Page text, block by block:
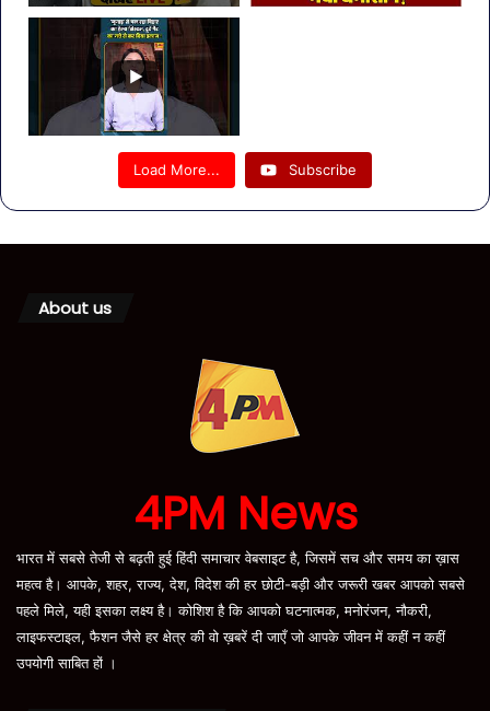
Load More... Subscribe
About us
4PM News
भारत में सबसे तेजी से बढ़ती हुई हिंदी समाचार वेबसाइट है, जिसमें सच और समय का ख़ास
महत्व है। आपके, शहर, राज्य, देश, विदेश की हर छोटी-बड़ी और जरूरी खबर आपको सबसे
पहले मिले, यही इसका लक्ष्य है। कोशिश है कि आपको घटनात्मक, मनोरंजन, नौकरी,
लाइफस्टाइल, फैशन जैसे हर क्षेत्र की वो ख़बरें दी जाएँ जो आपके जीवन में कहीं न कहीं
उपयोगी साबित हों ।